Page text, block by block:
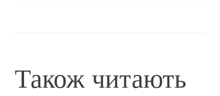
Також читають